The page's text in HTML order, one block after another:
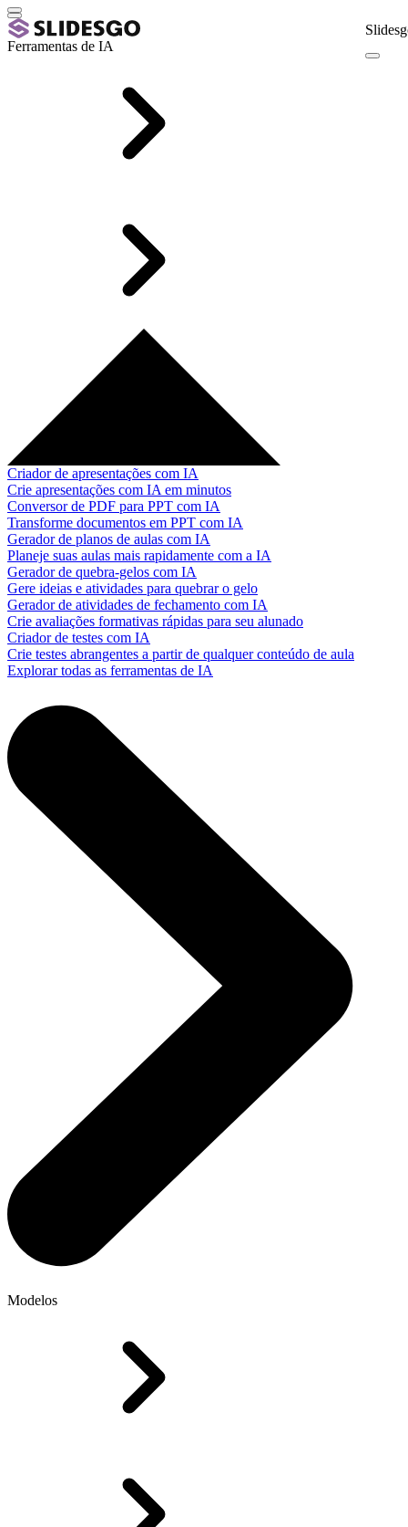
Ferramentas de IA
Criador de apresentações com IA
Crie apresentações com IA em minutos
Conversor de PDF para PPT com IA
Transforme documentos em PPT com IA
Gerador de planos de aulas com IA
Planeje suas aulas mais rapidamente com a IA
Gerador de quebra-gelos com IA
Gere ideias e atividades para quebrar o gelo
Gerador de atividades de fechamento com IA
Crie avaliações formativas rápidas para seu alunado
Criador de testes com IA
Crie testes abrangentes a partir de qualquer conteúdo de aula
Explorar todas as ferramentas de IA
Modelos